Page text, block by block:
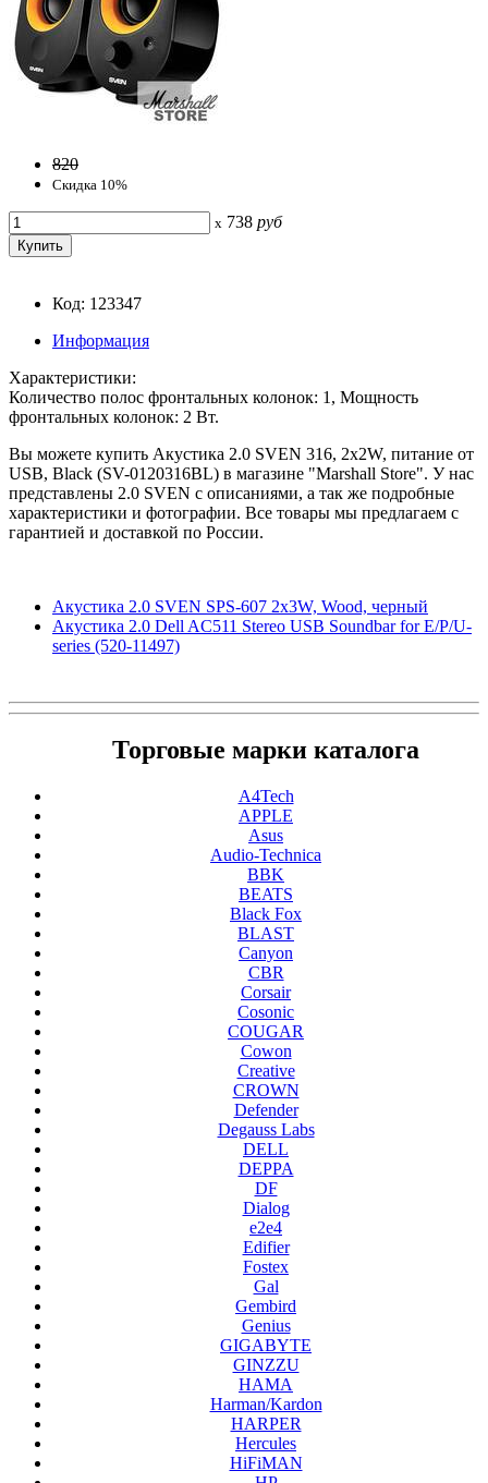
820
Скидка 10%
x 738 руб
Код: 123347
Информация
Характеристики:
Количество полос фронтальных колонок: 1, Мощность
фронтальных колонок: 2 Вт.
Вы можете купить Акустика 2.0 SVEN 316, 2x2W, питание от
USB, Black (SV-0120316BL) в магазине "Marshall Store". У нас
представлены 2.0 SVEN с описаниями, а так же подробные
характеристики и фотографии. Все товары мы предлагаем с
гарантией и доставкой по России.
Акустика 2.0 SVEN SPS-607 2x3W, Wood, черный
Акустика 2.0 Dell AC511 Stereo USB Soundbar for E/P/U-
series (520-11497)
Торговые марки каталога
A4Tech
APPLE
Asus
Audio-Technica
BBK
BEATS
Black Fox
BLAST
Canyon
CBR
Corsair
Cosonic
COUGAR
Cowon
Creative
CROWN
Defender
Degauss Labs
DELL
DEPPA
DF
Dialog
e2e4
Edifier
Fostex
Gal
Gembird
Genius
GIGABYTE
GINZZU
HAMA
Harman/Kardon
HARPER
Hercules
HiFiMAN